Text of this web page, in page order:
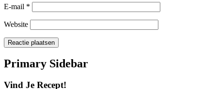
E-mail *
Website
Primary Sidebar
Vind Je Recept!